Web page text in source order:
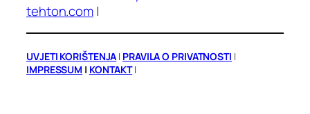
tehton.com|
UVJETI KORIŠTENJA | PRAVILA O PRIVATNOSTI |
IMPRESSUM | KONTAKT|